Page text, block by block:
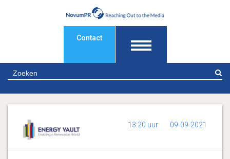
Contact
13:20 uur 09-09-2021